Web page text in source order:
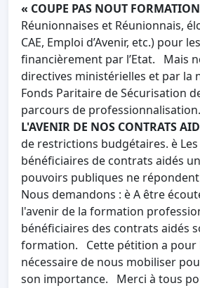
« COUPE PAS NOUT
Réunionnaises et Réunionnais,
CAE, Emploi d’Avenir, etc.) pour
financièrement par l’Etat. Mais
directives ministérielles et par la
Fonds Paritaire de Sécurisation
parcours de
L'AVENIR DE NOS CONTRATS
de restrictions budgétaires. è
bénéficiaires de contrats aidés
pouvoirs publiques ne
Nous demandons : è A être
l'avenir de la formation
bénéficiaires des contrats aidés
formation. Cette pétition a pour
nécessaire de nous mobiliser
son importance. Merci à tous